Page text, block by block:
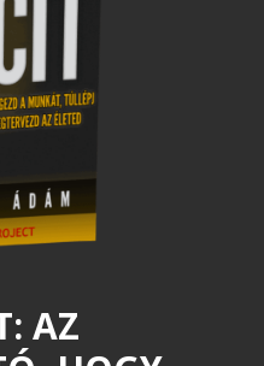
AZ